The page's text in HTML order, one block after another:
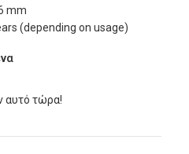
mm
(depending on usage)
αυτό τώρα!